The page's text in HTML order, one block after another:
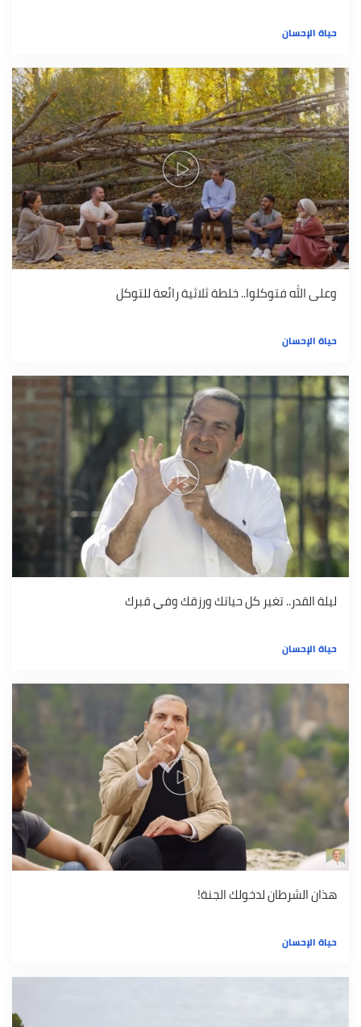
حياة الإحسان
وعلى الله فتوكلوا.. خلطة ثلاثية رائعة للتوكل
حياة الإحسان
ليلة القدر.. تغير كل حياتك ورزقك وفي قبرك
حياة الإحسان
هذان الشرطان لدخولك الجنة!
حياة الإحسان